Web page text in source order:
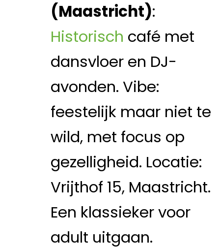
(Maastricht):
Historisch café met
dansvloer en DJ-
avonden. Vibe:
feestelijk maar niet te
wild, met focus op
gezelligheid. Locatie:
Vrijthof 15, Maastricht.
Een klassieker voor
adult uitgaan.